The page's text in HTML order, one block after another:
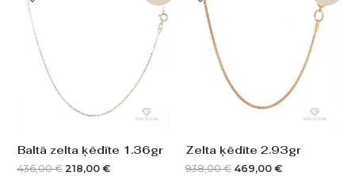
Baltā zelta ķēdīte 1.36gr
436,00€ 218,00 €
Zelta ķēdīte 2.93gr
938,00€ 469,00 €
469,00 €.